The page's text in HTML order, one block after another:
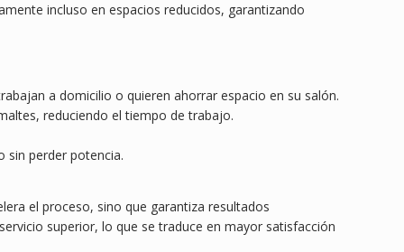
incluso en espacios reducidos, garantizando
a domicilio o quieren ahorrar espacio en su salón.
reduciendo el tiempo de trabajo.
sin perder potencia.
el proceso, sino que garantiza resultados
superior, lo que se traduce en mayor satisfacción